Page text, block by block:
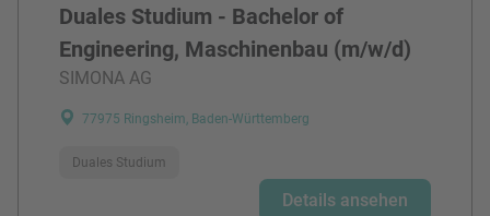
Duales Studium - Bachelor of
Engineering, Maschinenbau (m/w/d)
SIMONA AG
77975 Ringsheim, Baden-Württemberg
Duales Studium
Details ansehen